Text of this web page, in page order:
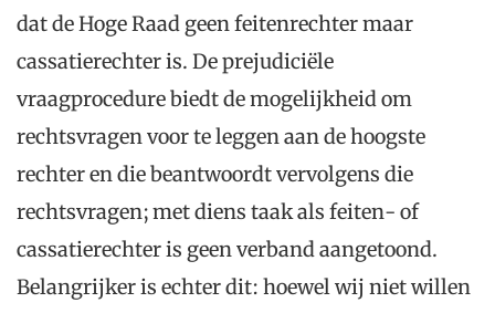
dat de Hoge Raad geen feitenrechter maar
cassatierechter is. De prejudiciële
vraagprocedure biedt de mogelijkheid om
rechtsvragen voor te leggen aan de hoogste
rechter en die beantwoordt vervolgens die
rechtsvragen; met diens taak als feiten- of
cassatierechter is geen verband aangetoond.
Belangrijker is echter dit: hoewel wij niet willen